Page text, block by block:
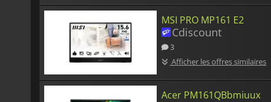
MSI PRO MP161 E2
Cdiscount
3
Afficher les offres similaires
Acer PM161QBbmiuux